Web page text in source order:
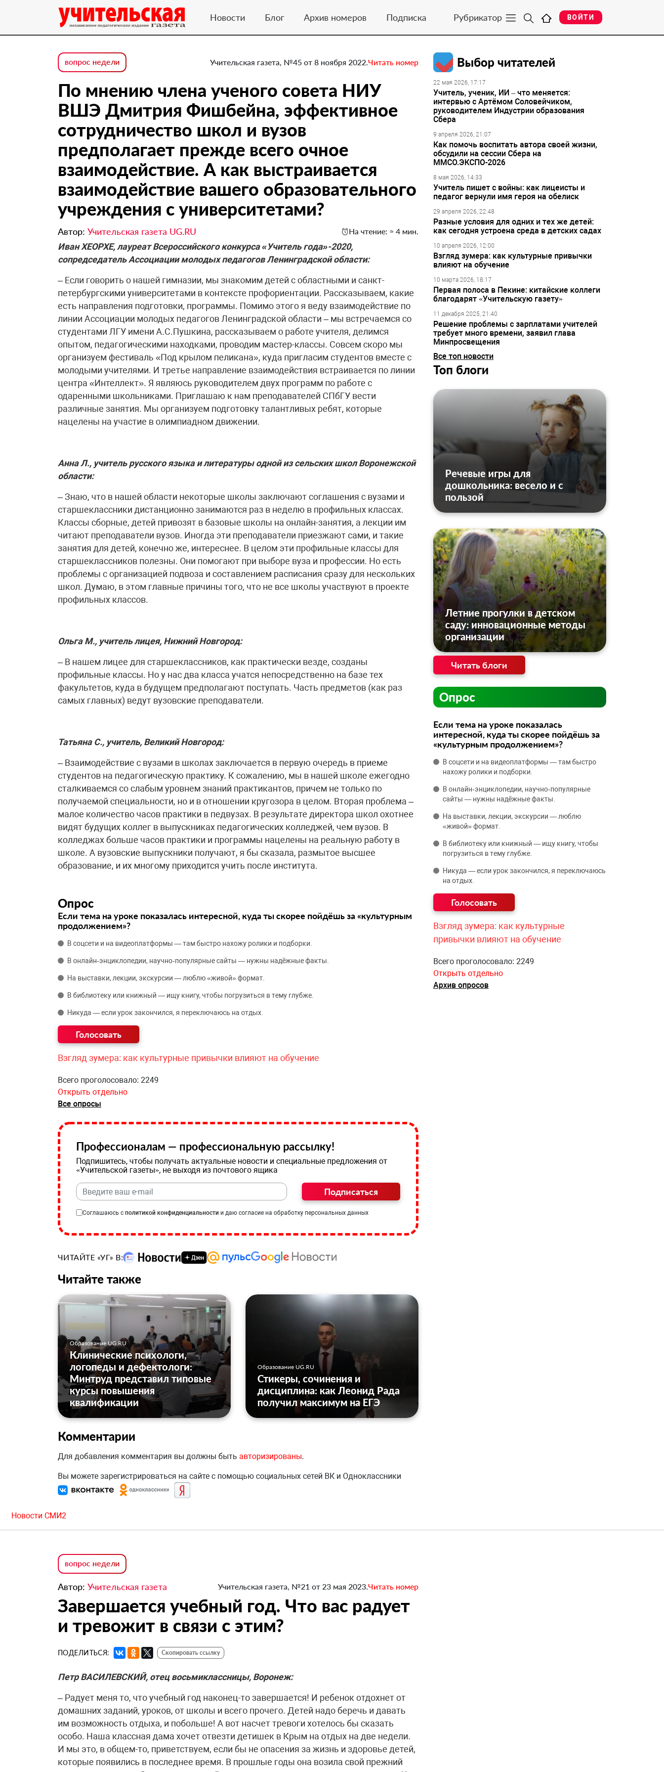
Новости Блог Архив номеров Подписка Рубрикатор ВОЙТИ
вопрос недели Учительская газета, №45 от 8 ноября 2022.Читать номер
По мнению члена ученого совета НИУ
ВШЭ Дмитрия Фишбейна, эффективное
сотрудничество школ и вузов
предполагает прежде всего очное
взаимодействие. А как выстраивается
взаимодействие вашего образовательного
учреждения с университетами?
Автор: Учительская газета UG.RU На чтение: ≈ 4 мин.
Иван ХЕОРХЕ, лауреат Всероссийского конкурса «Учитель года»-2020,
сопредседатель Ассоциации молодых педагогов Ленинградской области:
– Если говорить о нашей гимназии, мы знакомим детей с областными и санкт-
петербургскими университетами в контексте профориентации. Рассказываем, какие
есть направления подготовки, программы. Помимо этого я веду взаимодействие по
линии Ассоциации молодых педагогов Ленинградской области – мы встречаемся со
студентами ЛГУ имени А.С.Пушкина, рассказываем о работе учителя, делимся
опытом, педагогическими находками, проводим мастер-классы. Совсем скоро мы
организуем фестиваль «Под крылом пеликана», куда пригласим студентов вместе с
молодыми учителями. И третье направление взаимодействия встраивается по линии
центра «Интеллект». Я являюсь руководителем двух программ по работе с
одаренными школьниками. Приглашаю к нам преподавателей СПбГУ вести
различные занятия. Мы организуем подготовку талантливых ребят, которые
нацелены на участие в олимпиадном движении.
Анна Л., учитель русского языка и литературы одной из сельских школ Воронежской
области:
– Знаю, что в нашей области некоторые школы заключают соглашения с вузами и
старшеклассники дистанционно занимаются раз в неделю в профильных классах.
Классы сборные, детей привозят в базовые школы на онлайн-занятия, а лекции им
читают преподаватели вузов. Иногда эти преподаватели приезжают сами, и такие
занятия для детей, конечно же, интереснее. В целом эти профильные классы для
старшеклассников полезны. Они помогают при выборе вуза и профессии. Но есть
проблемы с организацией подвоза и составлением расписания сразу для нескольких
школ. Думаю, в этом главные причины того, что не все школы участвуют в проекте
профильных классов.
Ольга М., учитель лицея, Нижний Новгород:
– В нашем лицее для старшеклас­сников, как практически везде, созданы
профильные классы. Но у нас два класса учатся непосредственно на базе тех
факультетов, куда в будущем предполагают поступать. Часть предметов (как раз
самых главных) ведут вузовские преподаватели.
Татьяна С., учитель, Великий Новгород:
– Взаимодействие с вузами в школах заключается в первую очередь в приеме
студентов на педагогическую практику. К сожалению, мы в нашей школе ежегодно
сталкиваемся со слабым уровнем знаний практикантов, причем не только по
получаемой специальности, но и в отношении кругозора в целом. Вторая проблема –
малое количество часов практики в педвузах. В результате директора школ охотнее
видят будущих коллег в выпускниках педагогических колледжей, чем вузов. В
колледжах больше часов практики и программы нацелены на реальную работу в
школе. А вузовские выпускники получают, я бы сказала, размытое высшее
образование, и их многому приходится учить после института.
Опрос
Если тема на уроке показалась интересной, куда ты скорее пойдёшь за «культурным
продолжением»?
В соцсети и на видеоплатформы — там быстро нахожу ролики и подборки.
В онлайн‑энциклопедии, научно‑популярные сайты — нужны надёжные факты.
На выставки, лекции, экскурсии — люблю «живой» формат.
В библиотеку или книжный — ищу книгу, чтобы погрузиться в тему глубже.
Никуда — если урок закончился, я переключаюсь на отдых.
Взгляд зумера: как культурные привычки влияют на обучение
Всего проголосовало: 2249
Открыть отдельно
Все опросы
Профессионалам — профессиональную рассылку!
Подпишитесь, чтобы получать актуальные новости и специальные предложения от
«Учительской газеты», не выходя из почтового ящика
Подписаться
Соглашаюсь с политикой конфиденциальности и даю согласие на обработку персональных данных
ЧИТАЙТЕ «УГ» В:
Читайте также
Образование UG.RU
Клинические психологи,
логопеды и дефектологи:
Минтруд представил типовые
курсы повышения
квалификации
Образование UG.RU
Стикеры, сочинения и
дисциплина: как Леонид Рада
получил максимум на ЕГЭ
Комментарии
Для добавления комментария вы должны быть авторизированы.
Вы можете зарегистрироваться на сайте с помощью социальных сетей ВК и Одноклассники
Выбор читателей
22 мая 2026, 17:17
Учитель, ученик, ИИ – что меняется:
интервью с Артёмом Соловейчиком,
руководителем Индустрии образования
Сбера
9 апреля 2026, 21:07
Как помочь воспитать автора своей жизни,
обсудили на сессии Сбера на
ММСО.ЭКСПО-2026
8 мая 2026, 14:33
Учитель пишет с войны: как лицеисты и
педагог вернули имя героя на обелиск
29 апреля 2026, 22:48
Разные условия для одних и тех же детей:
как сегодня устроена среда в детских садах
10 апреля 2026, 12:00
Взгляд зумера: как культурные привычки
влияют на обучение
10 марта 2026, 18:17
Первая полоса в Пекине: китайские коллеги
благодарят «Учительскую газету»
11 декабря 2025, 21:40
Решение проблемы с зарплатами учителей
требует много времени, заявил глава
Минпросвещения
Все топ новости
Топ блоги
Речевые игры для
дошкольника: весело и с
пользой
Летние прогулки в детском
саду: инновационные методы
организации
Читать блоги
Опрос
Если тема на уроке показалась
интересной, куда ты скорее пойдёшь за
«культурным продолжением»?
В соцсети и на видеоплатформы — там быстро
нахожу ролики и подборки.
В онлайн‑энциклопедии, научно‑популярные
сайты — нужны надёжные факты.
На выставки, лекции, экскурсии — люблю
«живой» формат.
В библиотеку или книжный — ищу книгу, чтобы
погрузиться в тему глубже.
Никуда — если урок закончился, я переключаюсь
на отдых.
Взгляд зумера: как культурные
привычки влияют на обучение
Всего проголосовало: 2249
Открыть отдельно
Архив опросов
Новости СМИ2
вопрос недели
Автор: Учительская газета Учительская газета, №21 от 23 мая 2023.Читать номер
Завершается учебный год. Что вас радует
и тревожит в связи с этим?
ПОДЕЛИТЬСЯ: Скопировать ссылку
Петр ВАСИЛЕВСКИЙ, отец восьмиклассницы, Воронеж:
– Радует меня то, что учебный год наконец-то завершается! И ребенок отдохнет от
домашних заданий, уроков, от школы и всего прочего. Детей надо беречь и давать
им возможность отдыха, и побольше! А вот насчет тревоги хотелось бы сказать
особо. Наша классная дама хочет отвезти детишек в Крым на отдых на две недели.
И мы это, в общем-то, приветствуем, если бы не опасения за жизнь и здоровье детей,
которые появились в последнее время. В прошлые годы она возила свой прежний